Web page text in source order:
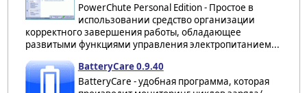
PowerChute Personal Edition - Простое в
использовании средство организации
корректного завершения работы, обладающее
развитыми функциями управления электропитанием...
BatteryCare 0.9.40
BatteryCare - удобная программа, которая